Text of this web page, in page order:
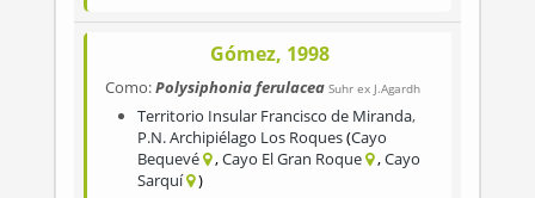
Gómez, 1998
Como:Polysiphonia ferulacea Suhr ex J.Agardh
Territorio Insular Francisco de Miranda,
P.N. Archipiélago Los Roques Cayo
Bequevé
Cayo El Gran Roque
Cayo
Sarquí